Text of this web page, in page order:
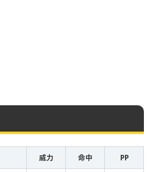
威力 命中 PP